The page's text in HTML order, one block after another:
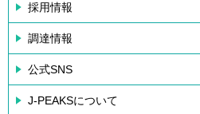
採用情報
調達情報
公式SNS
J-PEAKSについて